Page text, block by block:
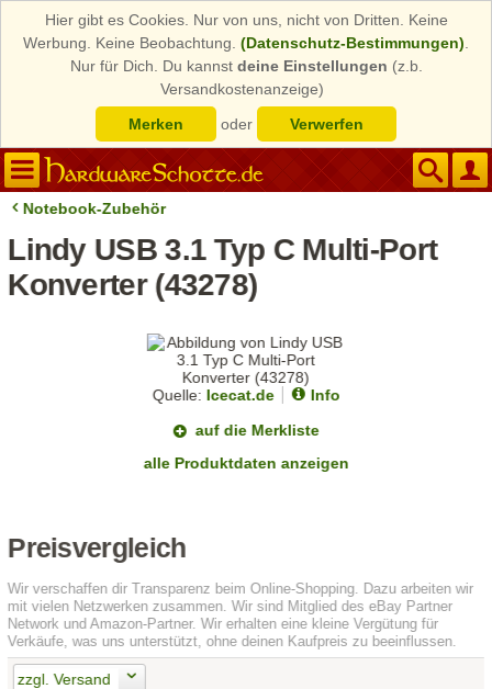
Hier gibt es Cookies. Nur von uns, nicht von Dritten. Keine
Werbung. Keine Beobachtung. (Datenschutz-Bestimmungen)
Nur für Dich. Du kannst deine Einstellungen (z.b.
Versandkostenanzeige)
Merken
oder Verwerfen
Notebook-Zubehör
Lindy USB 3.1 Typ C Multi-Port
Konverter (43278)
Quelle: Icecat.de
Info
auf die Merkliste
alle Produktdaten anzeigen
Preisvergleich
Wir verschaffen dir Transparenz beim Online-Shopping. Dazu arbeiten wir
mit vielen Netzwerken zusammen. Wir sind Mitglied des eBay Partner
Network und Amazon-Partner. Wir erhalten eine kleine Vergütung für
Verkäufe, was uns unterstützt, ohne deinen Kaufpreis zu beeinflussen.
zzgl. Versand